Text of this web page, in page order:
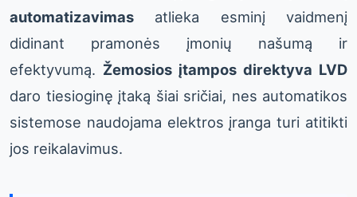
automatizavimas atlieka esminį vaidmenį
didinant pramonės įmonių našumą ir
efektyvumą. Žemosios įtampos direktyva LVD
daro tiesioginę įtaką šiai sričiai, nes automatikos
sistemose naudojama elektros įranga turi atitikti
jos reikalavimus.